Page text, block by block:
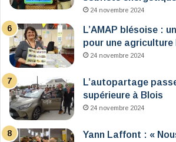
24 novembre 2024
L’AMAP blésoise :
pour une
24 novembre 2024
L’autopartage
supérieure à Blois
24 novembre 2024
Yann Laffont : «